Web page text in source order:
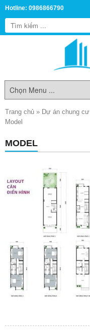
Hotline: 0986866790
Trang chủ » Dự án chung cư
Model
MODEL